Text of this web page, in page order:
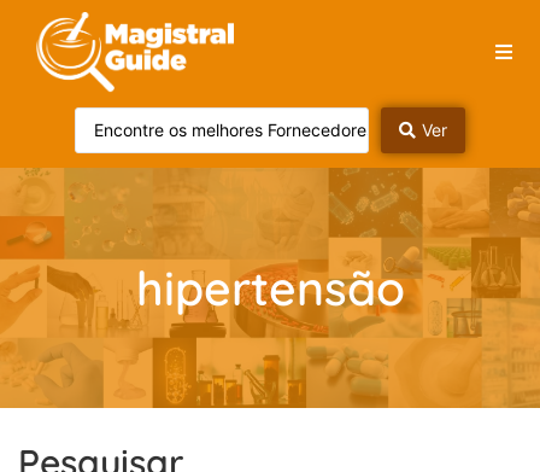
Ver
hipertensão
Pesquisar